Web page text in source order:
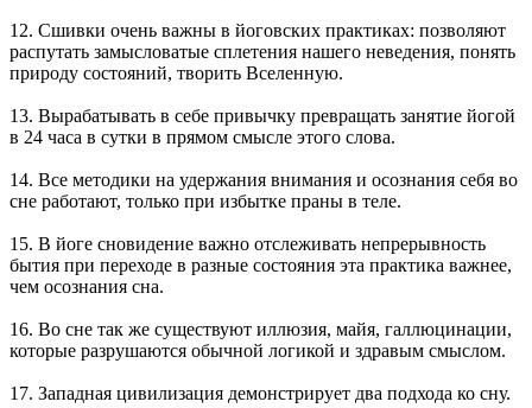
12. Сшивки очень важны в йоговских практиках: позволяют
распутать замысловатые сплетения нашего неведения, понять
природу состояний, творить Вселенную.
13. Вырабатывать в себе привычку превращать занятие йогой
в 24 часа в сутки в прямом смысле этого слова.
14. Все методики на удержания внимания и осознания себя во
сне работают, только при избытке праны в теле.
15. В йоге сновидение важно отслеживать непрерывность
бытия при переходе в разные состояния эта практика важнее,
чем осознания сна.
16. Во сне так же существуют иллюзия, майя, галлюцинации,
которые разрушаются обычной логикой и здравым смыслом.
17. Западная цивилизация демонстрирует два подхода ко сну.